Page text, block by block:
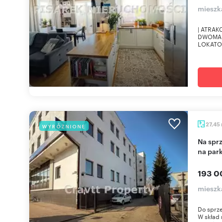
|
WYRÓŻNIONE 27,45
Na sprzedaż mieszkanie do remontu z widokiem
na
193
Do
W